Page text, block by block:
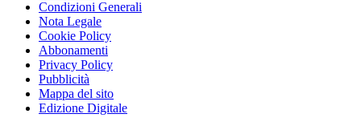
Condizioni Generali
Nota Legale
Cookie Policy
Abbonamenti
Privacy Policy
Pubblicità
Mappa del sito
Edizione Digitale